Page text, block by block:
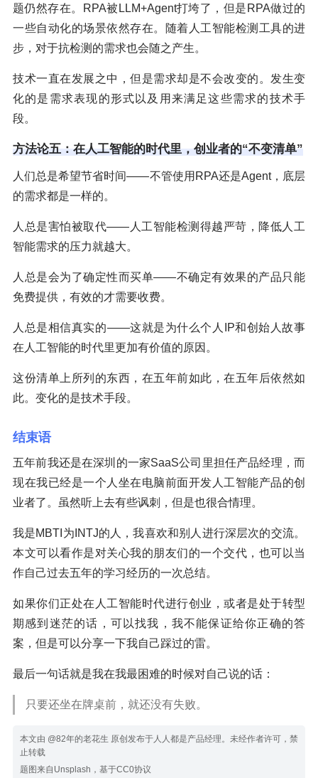
题仍然存在。RPA被LLM+Agent打垮了，但是RPA做过的
一些自动化的场景依然存在。随着人工智能检测工具的进
步，对于抗检测的需求也会随之产生。
技术一直在发展之中，但是需求却是不会改变的。发生变
化的是需求表现的形式以及用来满足这些需求的技术手
段。
方法论五：在人工智能的时代里，创业者的“不变清单”
人们总是希望节省时间——不管使用RPA还是Agent，底层
的需求都是一样的。
人总是害怕被取代——人工智能检测得越严苛，降低人工
智能需求的压力就越大。
人总是会为了确定性而买单——不确定有效果的产品只能
免费提供，有效的才需要收费。
人总是相信真实的——这就是为什么个人IP和创始人故事
在人工智能的时代里更加有价值的原因。
这份清单上所列的东西，在五年前如此，在五年后依然如
此。变化的是技术手段。
结束语
五年前我还是在深圳的一家SaaS公司里担任产品经理，而
现在我已经是一个人坐在电脑前面开发人工智能产品的创
业者了。虽然听上去有些讽刺，但是也很合情理。
我是MBTI为INTJ的人，我喜欢和别人进行深层次的交流。
本文可以看作是对关心我的朋友们的一个交代，也可以当
作自己过去五年的学习经历的一次总结。
如果你们正处在人工智能时代进行创业，或者是处于转型
期感到迷茫的话，可以找我，我不能保证给你正确的答
案，但是可以分享一下我自己踩过的雷。
最后一句话就是我在我最困难的时候对自己说的话：
只要还坐在牌桌前，就还没有失败。
本文由 @82年的老花生 原创发布于人人都是产品经理。未经作者许可，禁
止转载
题图来自Unsplash，基于CC0协议